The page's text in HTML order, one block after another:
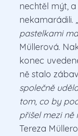
nechtěl mýt,
nekamarádili.
pastelkami
Müllerová.
konec
ně stalo
společně
tom, co by
přišel mezi ně
Tereza